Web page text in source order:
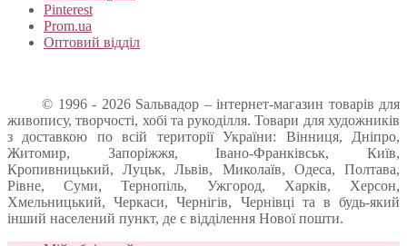
Pinterest
Prom.ua
Оптовий відділ
© 1996 - 2026 Sальвадор – інтернет-магазин товарів для
живопису, творчості, хобі та рукоділля. Товари для художників
з доставкою по всій території України: Вінниця, Дніпро,
Житомир, Запоріжжя, Івано-Франківськ, Київ,
Кропивницький, Луцьк, Львів, Миколаїв, Одеса, Полтава,
Рівне, Суми, Тернопіль, Ужгород, Харків, Херсон,
Хмельницький, Черкаси, Чернігів, Чернівці та в будь-який
інший населений пункт, де є відділення Нової пошти.